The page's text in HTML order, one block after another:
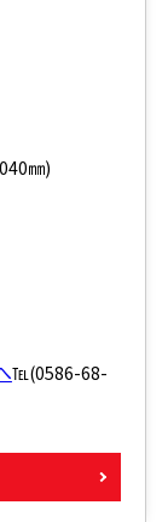
㎜)
℡(0586-68-